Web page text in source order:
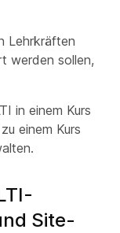
Lehrkräften
werden sollen,
in einem Kurs
einem Kurs
.
Site-